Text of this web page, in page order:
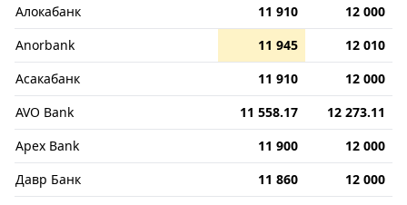
Алокабанк
11 910
12 000
Anorbank
11 945
12 010
Асакабанк
11 910
12 000
AVO Bank
11 558.17
12 273.11
Apex Bank
11 900
12 000
Давр Банк
11 860
12 000